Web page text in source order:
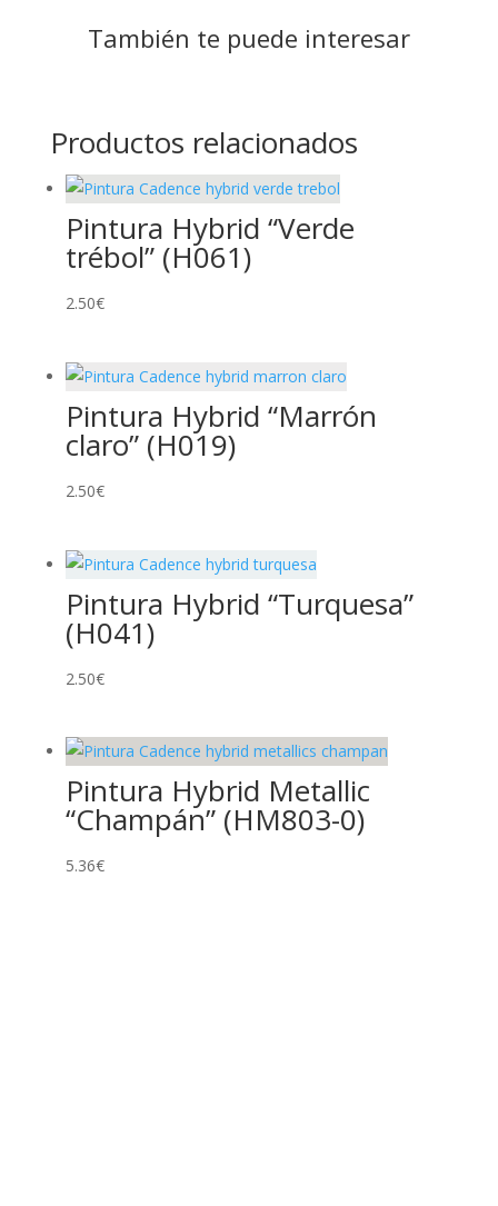
También te puede interesar
Productos relacionados
Pintura Hybrid “Verde
trébol” (H061)
2.50€
Pintura Hybrid “Marrón
claro” (H019)
2.50€
Pintura Hybrid “Turquesa”
(H041)
2.50€
Pintura Hybrid Metallic
“Champán” (HM803-0)
5.36€